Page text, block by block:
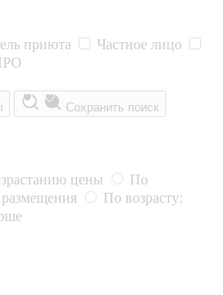
приюта
Частное лицо
Сохранить поиск
цены
По
По возрасту: